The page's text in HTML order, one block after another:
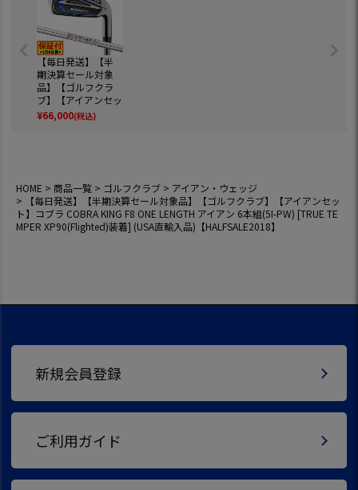
【毎日発送】【半
期決算セール対象
品】【ゴルフクラ
ブ】【アイアンセッ
ト】コブラ COBRA
KING F8 ONE LENG
品)【HALFSALE201
8】
¥66,000(税込)
HOME 商品一覧 ゴルフクラブ
アイアン・ウェッジ
【毎日発送】【半期決算セール対象品】【ゴルフクラブ】【アイアンセッ
ト】コブラ COBRA KING F8 ONE LENGTH アイアン 6本組(5I-PW) [TRUE TE
MPER XP90(Flighted)装着] (USA直輸入品)【HALFSALE2018】
新規会員登録
ご利用ガイド